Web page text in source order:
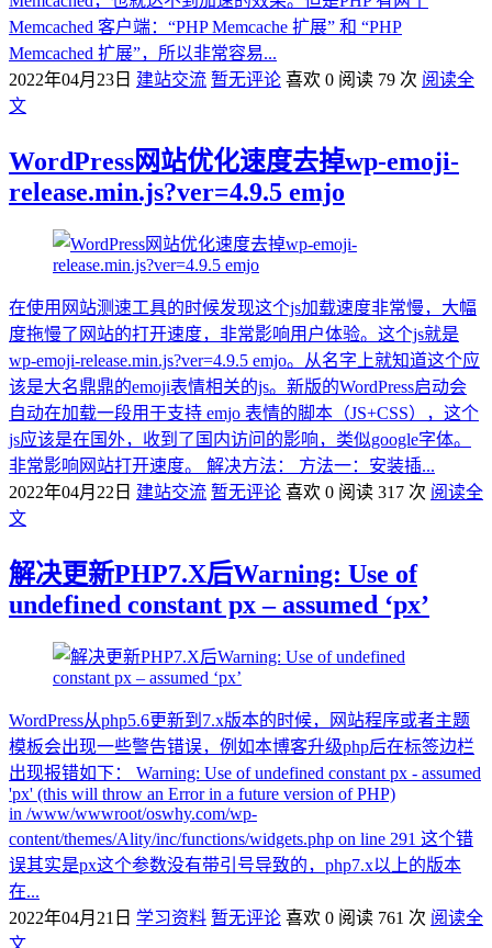
Memcached 客户端：“PHP Memcache 扩展” 和 “PHP
Memcached 扩展”，所以非常容易...
2022年04月23日 建站交流 暂无评论 喜欢 0 阅读 79 次 阅读全
文
WordPress网站优化速度去掉wp-emoji-
release.min.js?ver=4.9.5 emjo
在使用网站测速工具的时候发现这个js加载速度非常慢，大幅
度拖慢了网站的打开速度，非常影响用户体验。这个js就是
wp-emoji-release.min.js?ver=4.9.5 emjo。从名字上就知道这个应
该是大名鼎鼎的emoji表情相关的js。新版的WordPress启动会
自动在加载一段用于支持 emjo 表情的脚本（JS+CSS），这个
js应该是在国外，收到了国内访问的影响，类似google字体。
非常影响网站打开速度。 解决方法： 方法一：安装插...
2022年04月22日 建站交流 暂无评论 喜欢 0 阅读 317 次 阅读全
文
解决更新PHP7.X后Warning: Use of
undefined constant px – assumed ‘px’
WordPress从php5.6更新到7.x版本的时候，网站程序或者主题
模板会出现一些警告错误，例如本博客升级php后在标签边栏
出现报错如下： Warning: Use of undefined constant px - assumed
'px' (this will throw an Error in a future version of PHP)
in /www/wwwroot/oswhy.com/wp-
content/themes/Ality/inc/functions/widgets.php on line 291 这个错
误其实是px这个参数没有带引号导致的，php7.x以上的版本
在...
2022年04月21日 学习资料 暂无评论 喜欢 0 阅读 761 次 阅读全
文